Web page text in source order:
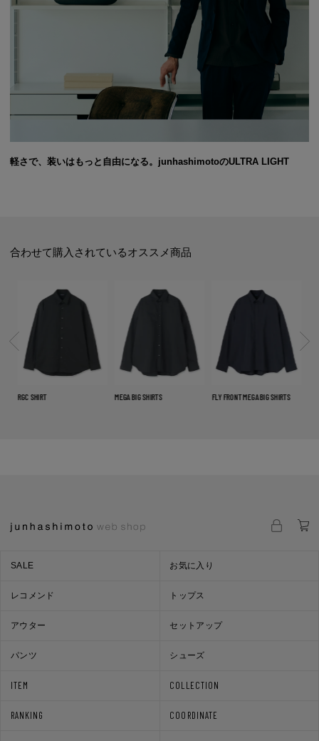
軽さで、装いはもっと自由になる。junhashimotoのULTRA LIGHT
合わせて購入されているオススメ商品
RGC SHIRT MEGA BIG SHIRTS FLY FRONT MEGA BIG SHIRTS
ITEM COLLECTION
RANKING COORDINATE
SALE お気に入り
レコメンド トップス
アウター セットアップ
パンツ シューズ